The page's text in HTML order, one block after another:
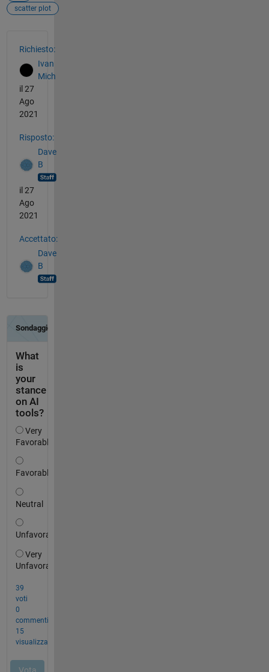
scatter plot
Richiesto:
Ivan
Mich
il 27
Ago
2021
Risposto:
Dave
B
il 27
Ago
2021
Accettato:
Dave
B